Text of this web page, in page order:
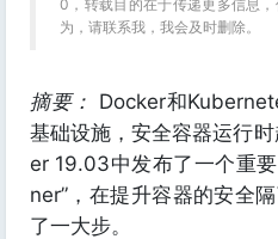
0，转载目的在于传递更多信息
为，请联系我，我会及时删除。
摘要： Docker和
基础设施，安全容器运行
er 19.03中发布了一个重
ner”，在提升容器的安全
了一大步。